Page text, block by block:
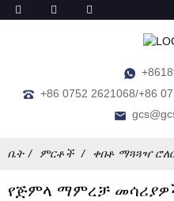
+86 0752 2621068/+86
ቤት ምርቶች ቀበቶ ማጓጓዣ
የጅምላ ማምረቻ